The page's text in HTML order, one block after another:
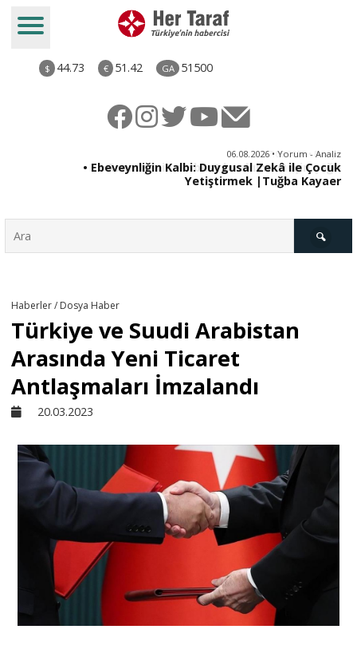
$ 44.73 € 51.42 GA 51500
06.08.2026 • Yorum - Analiz
• Ebeveynliğin Kalbi: Duygusal Zekâ ile Çocuk
Yetiştirmek |Tuğba Kayaer
Derkenar
Sivil Toplum
Kültür - Sanat
Ekonomi
Yorum - Analiz
Haberler / Dosya Haber
Türkiye ve Suudi Arabistan
Arasında Yeni Ticaret
Antlaşmaları İmzalandı
20.03.2023